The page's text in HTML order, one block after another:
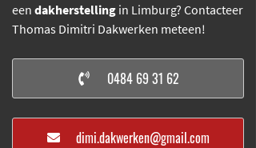
een dakherstelling in Limburg? Contacteer
Thomas Dimitri Dakwerken meteen!
0484 69 31 62
dimi.dakwerken@gmail.com